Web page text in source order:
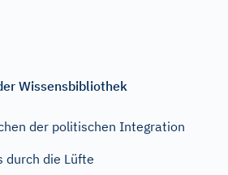
Wissensbibliothek
der politischen Integration
durch die Lüfte